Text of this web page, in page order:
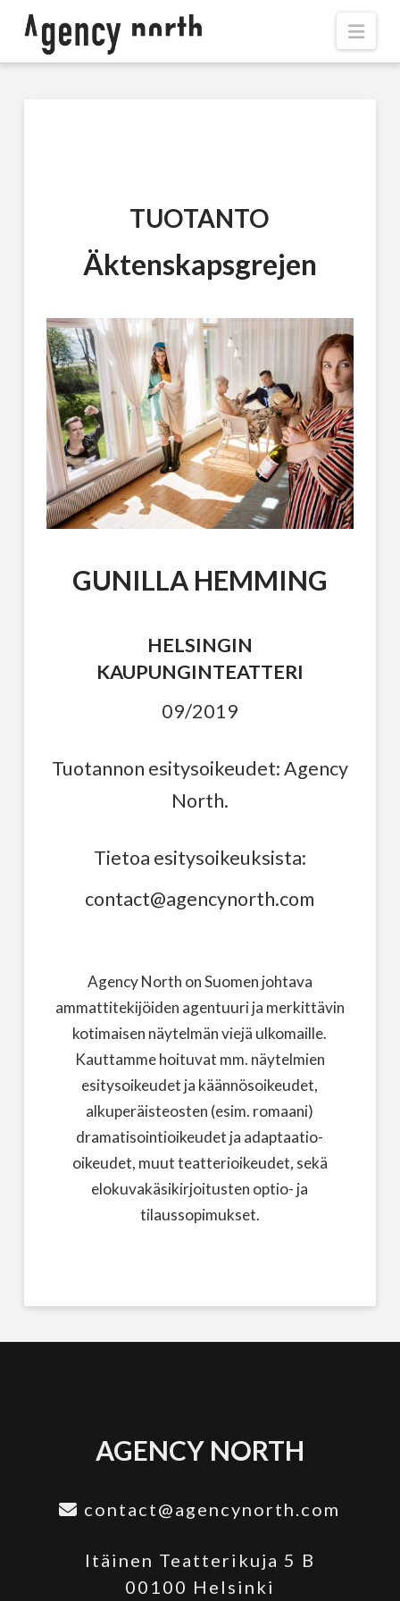
TUOTANTO
Äktenskapsgrejen
GUNILLA HEMMING
HELSINGIN
KAUPUNGINTEATTERI
09/2019
Tuotannon esitysoikeudet: Agency
North.
Tietoa esitysoikeuksista:
contact@agencynorth.com
Agency North on Suomen johtava
ammattitekijöiden agentuuri ja merkittävin
kotimaisen näytelmän viejä ulkomaille.
Kauttamme hoituvat mm. näytelmien
esitysoikeudet ja käännösoikeudet,
alkuperäisteosten (esim. romaani)
dramatisointioikeudet ja adaptaatio-
oikeudet, muut teatterioikeudet, sekä
elokuvakäsikirjoitusten optio- ja
tilaussopimukset.
AGENCY NORTH
contact@agencynorth.com
Itäinen Teatterikuja 5 B
00100 Helsinki